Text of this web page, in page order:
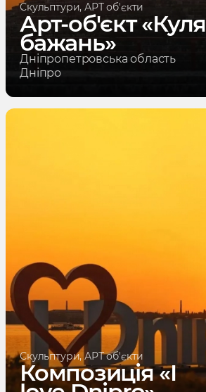
Скульптури, АРТ об'єкти
Арт-об'єкт «Куля
бажань»
Дніпропетровська область
Дніпро
Скульптури, АРТ об'єкти
Композиція «I